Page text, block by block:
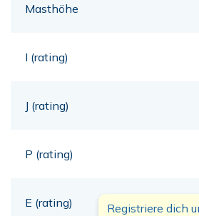
Masthöhe
I (rating)
J (rating)
P (rating)
E (rating) Registriere dich